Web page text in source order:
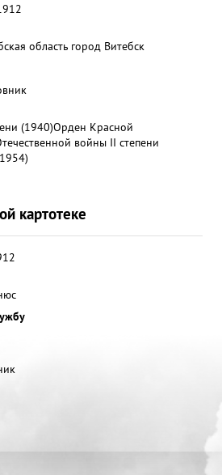
область город Витебск
(1940)Орден Красной
войны II степени
картотеке